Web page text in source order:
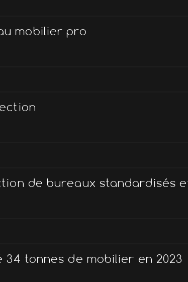
mobilier pro
de bureaux standardisés
34 tonnes de mobilier en 2023